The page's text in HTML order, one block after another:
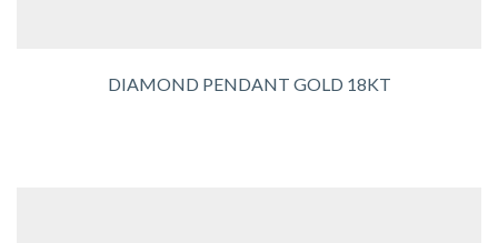
DIAMOND PENDANT GOLD 18KT